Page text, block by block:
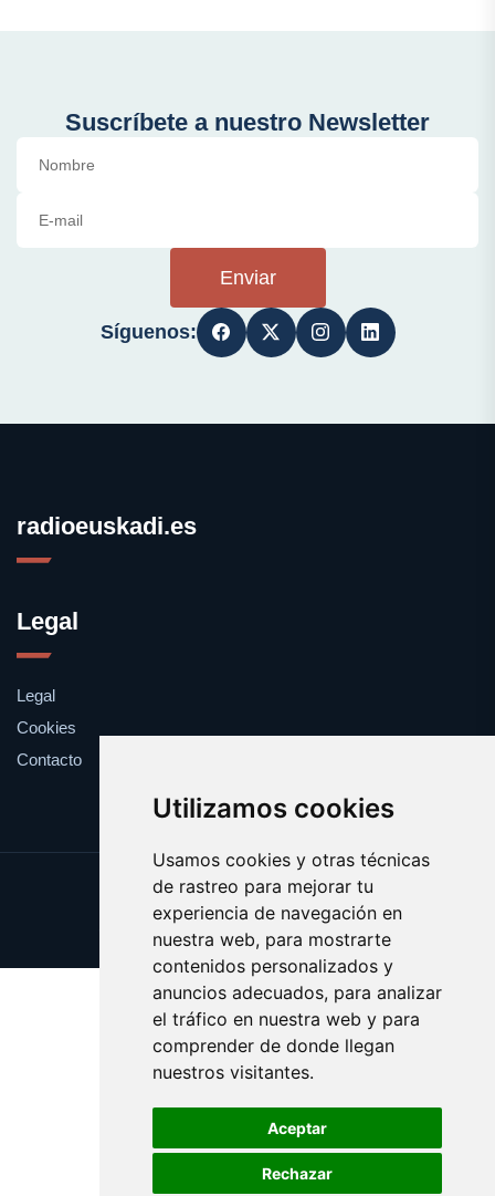
Utilizamos cookies
Usamos cookies y otras técnicas
de rastreo para mejorar tu
experiencia de navegación en
nuestra web, para mostrarte
contenidos personalizados y
anuncios adecuados, para analizar
el tráfico en nuestra web y para
comprender de donde llegan
nuestros visitantes.
Aceptar
Rechazar
Suscríbete a nuestro Newsletter
Enviar
Síguenos:
radioeuskadi.es
Legal
Legal
Cookies
Contacto
Update cookies preferences
Copyright © 2025 radioeuskadi.es